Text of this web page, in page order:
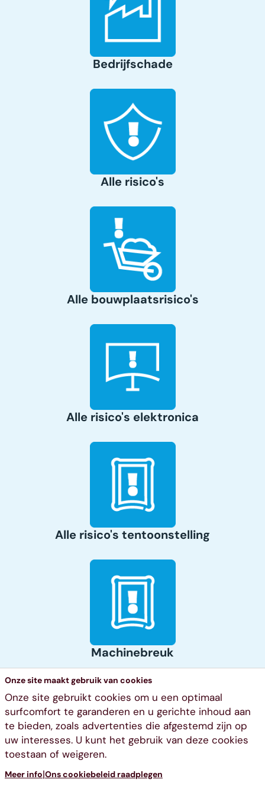
Bedrijfschade
Alle risico's
Alle bouwplaatsrisico's
Alle risico's elektronica
Alle risico's tentoonstelling
Machinebreuk
Toegangsvoorwaarden website
Privacy
Onze site maakt gebruik van cookies
Onze site gebruikt cookies om u een optimaal
surfcomfort te garanderen en u gerichte inhoud aan
te bieden, zoals advertenties die afgestemd zijn op
uw interesses. U kunt het gebruik van deze cookies
toestaan of weigeren.
Meer info|Ons cookiebeleid raadplegen